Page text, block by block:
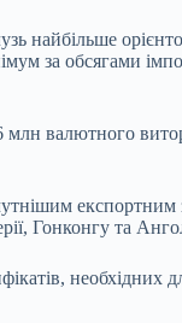
найбільше
за обсягами
млн валютного
експортним
Гонконгу та
необхідних